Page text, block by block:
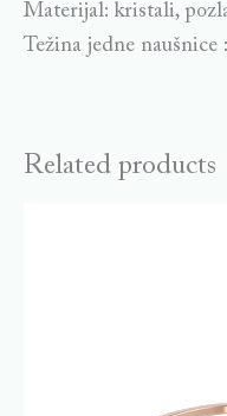
Materijal: kristali,
Težina jedne naušnice
Related products